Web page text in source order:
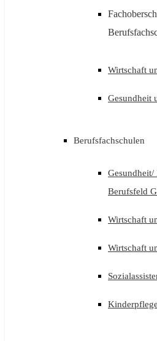
Wirtschaft
Gesundheit
Berufsfachschulen
Gesundheit/
Berufsfeld
Wirtschaft
Wirtschaft
Kinderpflege